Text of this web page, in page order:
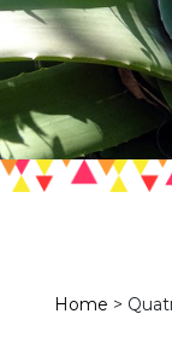
Home >